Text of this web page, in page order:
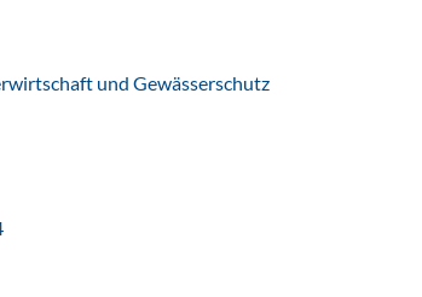
und Gewässerschutz